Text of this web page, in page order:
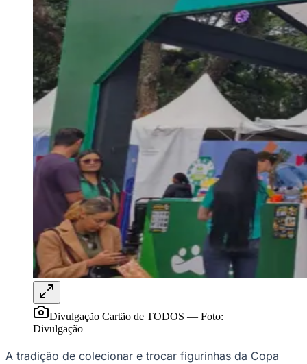
Anuncie no Portal
Guia de Empresas
Divulgar Vagas
Publicidade Legal
Negócios Regionais
Turismo
Segurança Regional
Hospitais Estaduais
Parques & Represas
Cidades da Região
Santana de ParnaíbaOsasco Carapicuíba Jandira ItapeviCotiaPirapora
do Bom JesusAraçariguamaCajamar CaieirasFranco da
RochaFrancisco Morato Taboão da SerraEmbu das Artes
São Roque
Para Sua Empresa
Anuncie Regional
Guia de Empresas
Vagas na Região
Novo
Hub de Negócios
Guia Comercial
Selo Verificado
Portal Educacional
Agenda de Vestibulares
Vagas de Emprego
Concursos
Panorama Econômico
Divulgação Cartão de TODOS — Foto:
Divulgação
A tradição de colecionar e trocar figurinhas da Copa